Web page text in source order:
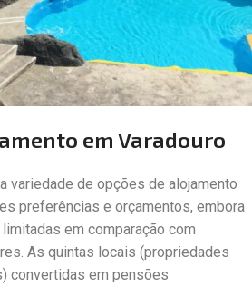
em Varadouro
variedade de opções de alojamento
preferências e orçamentos, embora
em comparação com
As quintas locais (propriedades
convertidas em pensões